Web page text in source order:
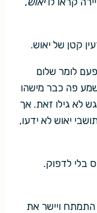
קטן של יאוש.
לומר שלום
פה כבר מישהו
לא גילו זאת. אך
יאוש לא ידעו,
בלי לדפוק.
ויישר את